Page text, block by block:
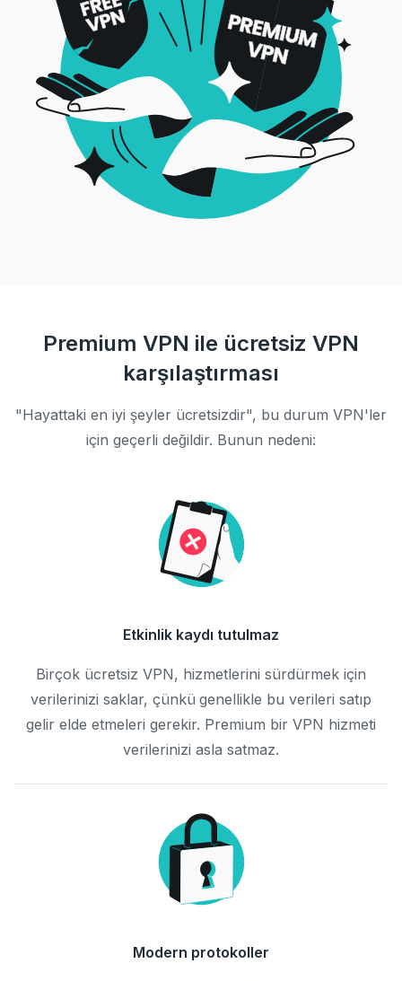
Premium VPN ile ücretsiz VPN
karşılaştırması
"Hayattaki en iyi şeyler ücretsizdir", bu durum VPN'ler
için geçerli değildir. Bunun nedeni:
Etkinlik kaydı tutulmaz
Birçok ücretsiz VPN, hizmetlerini sürdürmek için
verilerinizi saklar, çünkü genellikle bu verileri satıp
gelir elde etmeleri gerekir. Premium bir VPN hizmeti
verilerinizi asla satmaz.
Modern protokoller